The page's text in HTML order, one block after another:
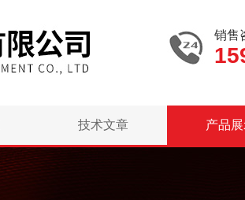
销售
技术文章 产品